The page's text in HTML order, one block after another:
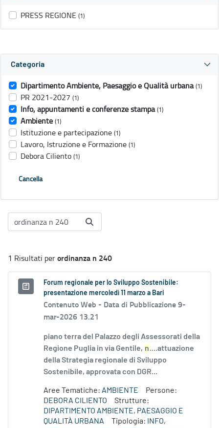
PRESS REGIONE (1)
Categoria
Dipartimento Ambiente, Paesaggio e Qualità urbana (1)
PR 2021-2027 (1)
Info, appuntamenti e conferenze stampa (1)
Ambiente (1)
Istituzione e partecipazione (1)
Lavoro, Istruzione e Formazione (1)
Debora Ciliento (1)
Cancella
1 Risultati perordinanza n 240
Forum regionale per lo Sviluppo Sostenibile:
presentazione mercoledì 11 marzo a Bari
Contenuto Web - Data di Pubblicazione 9-
mar-2026 13.21
piano terra del Palazzo degli Assessorati della
Regione Puglia in via Gentile, n....attuazione
della Strategia regionale di Sviluppo
Sostenibile, approvata con DGR...
Aree Tematiche: AMBIENTE
Persone:
DEBORA CILIENTO
Strutture:
DIPARTIMENTO AMBIENTE, PAESAGGIO E
QUALITÀ URBANA
Tipologia:
INFO,